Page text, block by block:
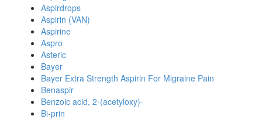
Aspirdrops
Aspirin (VAN)
Aspirine
Aspro
Asteric
Bayer
Bayer Extra Strength Aspirin For Migraine Pain
Benaspir
Benzoic acid, 2-(acetyloxy)-
Bi-prin